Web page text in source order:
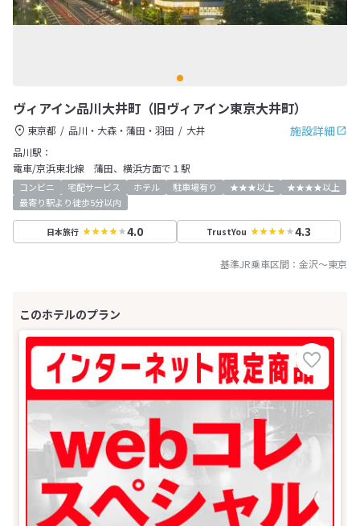
ヴィアイン品川大井町（旧ヴィアイン東京大井町）
施設詳細
東京都 品川・大森・蒲田・羽田
大井
品川駅：
電車/京浜東北線 蒲田、横浜方面で１駅
コンビニ 宅配サービス ホテル 駐車場有り ★★★以上
★★★★以上
最寄り駅より徒歩5分以内
日本旅行 4.0 TrustYou 4.3
基準JR乗車区間： 金沢～東京